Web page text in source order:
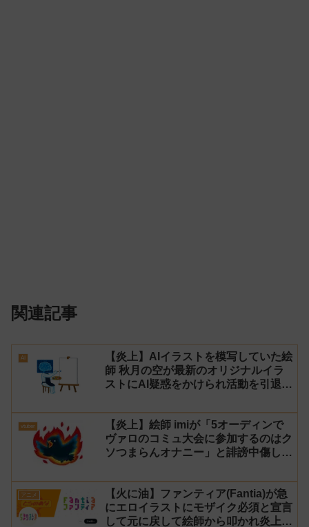
関連記事
AI
【炎上】AIイラストを模写していた絵
師 秋月の空が最新のオリジナルイラ
ストにAI疑惑をかけられ活動を引退！
vtuber
【炎上】絵師 imiが「5オーディンで
ヴァロのコミュ大会に参加するのはク
ソつまらんオナニー」と誹謗中傷し謝
レ
アニメ
【火に油】ファンティア(Fantia)が急
にエロイラストにモザイク必須と宣言
して元に戻して絵師から叩かれ炎上し